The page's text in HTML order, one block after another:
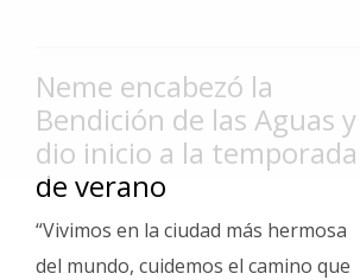
de
Familia
Clasificados
Fúnebres
Neme encabezó la
Bendición de las Aguas y
dio inicio a la temporada
de verano
“Vivimos en la ciudad más hermosa
del mundo, cuidemos el camino que